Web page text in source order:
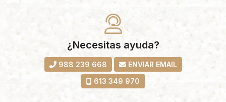
¿Necesitas ayuda?
988 239 668
ENVIAR EMAIL
613 349 970